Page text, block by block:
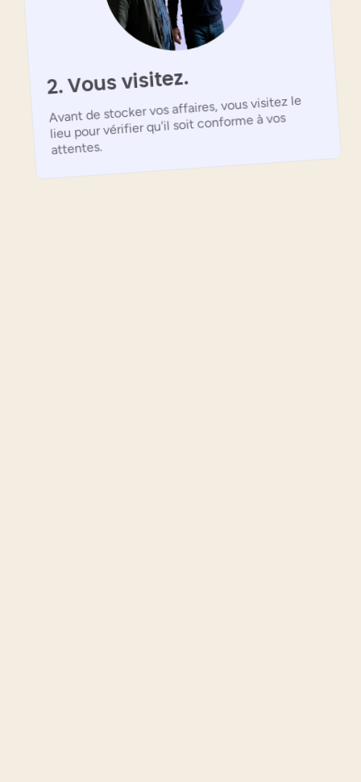
2. Vous visitez.
Avant de stocker vos affaires, vous visitez le
lieu pour vérifier qu'il soit conforme à vos
attentes.